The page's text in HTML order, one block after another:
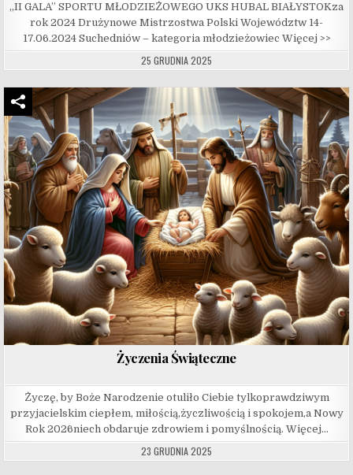
„II GALA” SPORTU MŁODZIEŻOWEGO UKS HUBAL BIAŁYSTOKza
rok 2024 Drużynowe Mistrzostwa Polski Województw 14-
17.06.2024 Suchedniów – kategoria młodzieżowiec Więcej >>
25 GRUDNIA 2025
Życzenia Świąteczne
Życzę, by Boże Narodzenie otuliło Ciebie tylkoprawdziwym
przyjacielskim ciepłem, miłością,życzliwością i spokojem,a Nowy
Rok 2026niech obdaruje zdrowiem i pomyślnością. Więcej…
23 GRUDNIA 2025